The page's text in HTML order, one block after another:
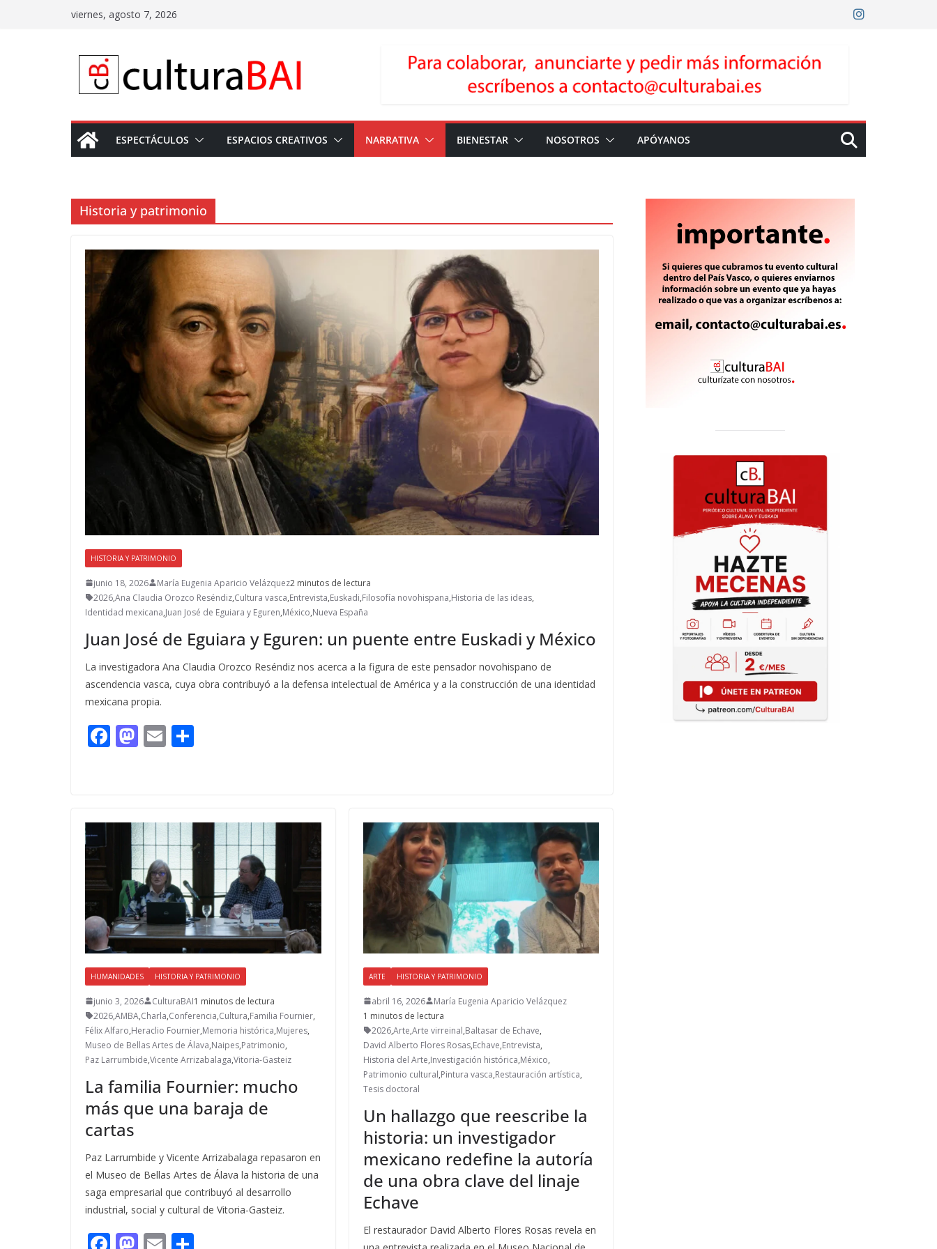
viernes, agosto 7, 2026
ESPECTÁCULOS ESPACIOS CREATIVOS NARRATIVA BIENESTAR NOSOTROS APÓYANOS
Historia y patrimonio
HISTORIA Y PATRIMONIO
junio 18, 2026 María Eugenia Aparicio Velázquez2 minutos de lectura
2026,Ana Claudia Orozco Reséndiz,Cultura vasca,Entrevista,Euskadi,Filosofía novohispana,Historia de las ideas,
Identidad mexicana,Juan José de Eguiara y Eguren,México,Nueva España
Juan José de Eguiara y Eguren: un puente entre Euskadi y México
La investigadora Ana Claudia Orozco Reséndiz nos acerca a la figura de este pensador novohispano de
ascendencia vasca, cuya obra contribuyó a la defensa intelectual de América y a la construcción de una identidad
mexicana propia.
F
o
M
o
n
E
ar
ti
HUMANIDADES HISTORIA Y PATRIMONIO
junio 3, 2026 CulturaBAI1 minutos de lectura
2026,AMBA,Charla,Conferencia,Cultura,Familia Fournier,
Félix Alfaro,Heraclio Fournier,Memoria histórica,Mujeres,
Museo de Bellas Artes de Álava,Naipes,Patrimonio,
Paz Larrumbide,Vicente Arrizabalaga,Vitoria-Gasteiz
La familia Fournier: mucho
más que una baraja de
cartas
Paz Larrumbide y Vicente Arrizabalaga repasaron en
el Museo de Bellas Artes de Álava la historia de una
saga empresarial que contribuyó al desarrollo
industrial, social y cultural de Vitoria-Gasteiz.
ARTE HISTORIA Y PATRIMONIO
abril 16, 2026
María Eugenia Aparicio Velázquez
1 minutos de lectura
2026,Arte,Arte virreinal,Baltasar de Echave,
David Alberto Flores Rosas,Echave,Entrevista,
Historia del Arte,Investigación histórica,México,
Patrimonio cultural,Pintura vasca,Restauración artística,
Tesis doctoral
Un hallazgo que reescribe la
historia: un investigador
mexicano redefine la autoría
de una obra clave del linaje
Echave
El restaurador David Alberto Flores Rosas revela en